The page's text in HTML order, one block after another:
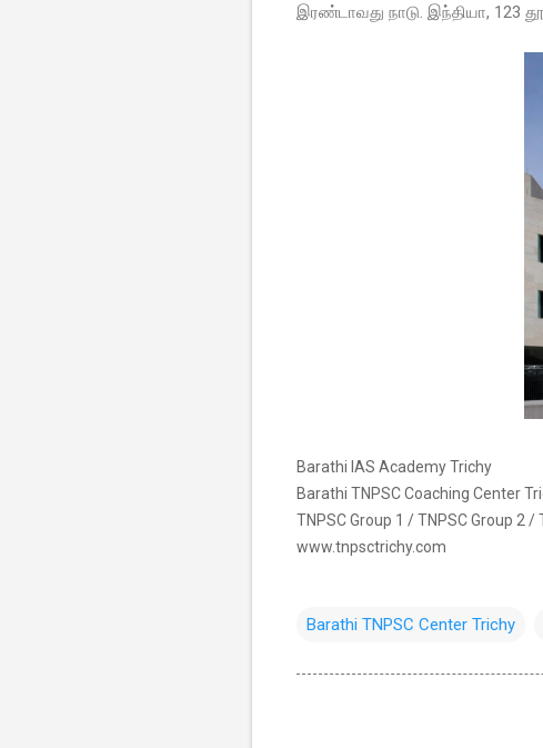
இரண்டாவது நாடு. இந்தியா, 123
Barathi IAS Academy Trichy
Barathi TNPSC Coaching Center
TNPSC Group 1 / TNPSC Group 2 /
www.tnpsctrichy.com
Barathi TNPSC Center Trichy